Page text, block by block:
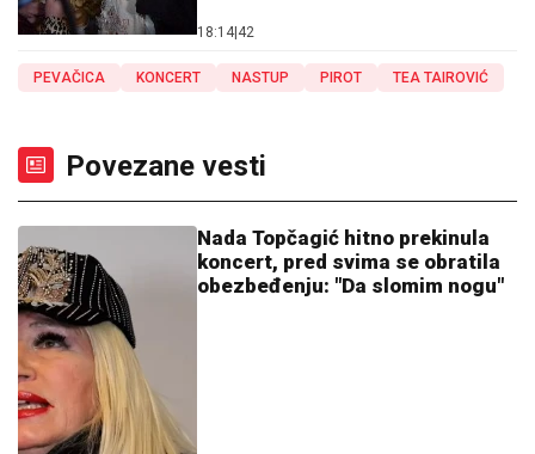
18:14|42
PEVAČICA KONCERT NASTUP PIROT TEA TAIROVIĆ
Povezane vesti
Nada Topčagić hitno prekinula
koncert, pred svima se obratila
obezbeđenju: "Da slomim nogu"